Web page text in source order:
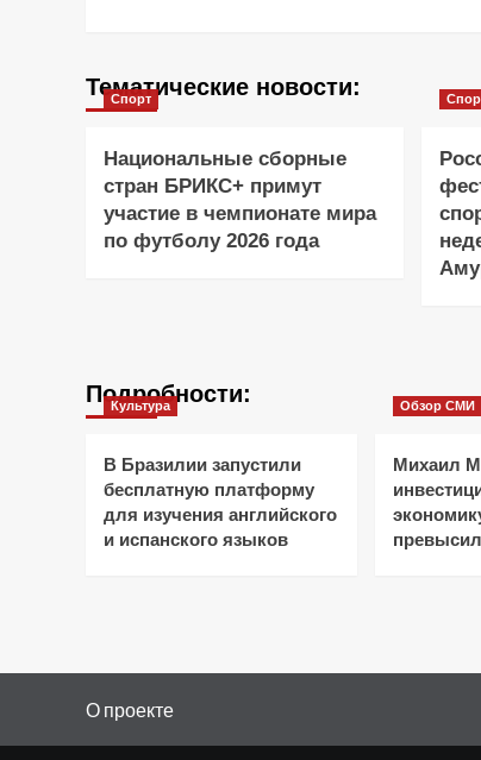
Тематические новости:
Спорт
Национальные сборные
стран БРИКС+ примут
участие в чемпионате мира
по футболу 2026 года
Подробности:
Культура
В Бразилии запустили
бесплатную платформу
для изучения английского
и испанского языков
Обзор СМИ
Михаил
О проекте